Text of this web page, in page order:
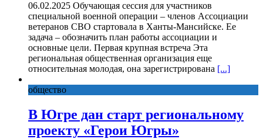
06.02.2025 Обучающая сессия для участников
специальной военной операции – членов Ассоциации
ветеранов СВО стартовала в Ханты-Мансийске. Ее
задача – обозначить план работы ассоциации и
основные цели. Первая крупная встреча Эта
региональная общественная организация еще
относительная молодая, она зарегистрирована [...]
общество
В Югре дан старт региональному
проекту «Герои Югры»